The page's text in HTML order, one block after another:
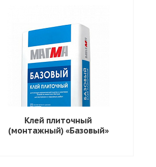
Клей плиточный
(монтажный) «Базовый»